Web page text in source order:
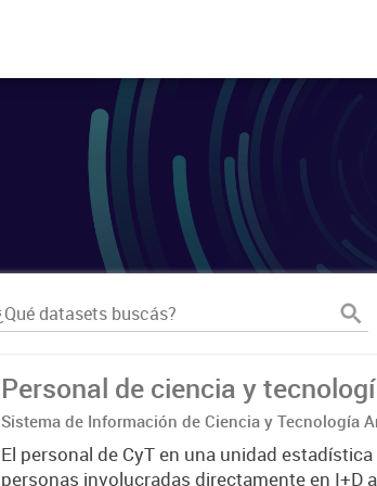
Personal de ciencia y
Sistema de Información de Ciencia y Tecnología
El personal de CyT en una unidad
personas involucradas directamente en I+D